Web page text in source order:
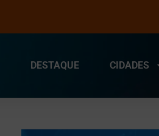
DESTAQUE CIDADES